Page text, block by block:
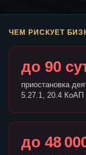
ЧЕМ РИСКУЕТ
до 90
приостановка
5.27.1, 20.4
до 48